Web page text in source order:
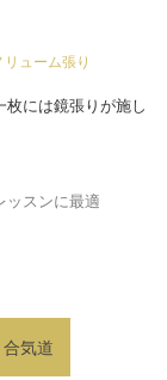
ューム張り
には鏡張りが施し
ッスンに最適
合気道